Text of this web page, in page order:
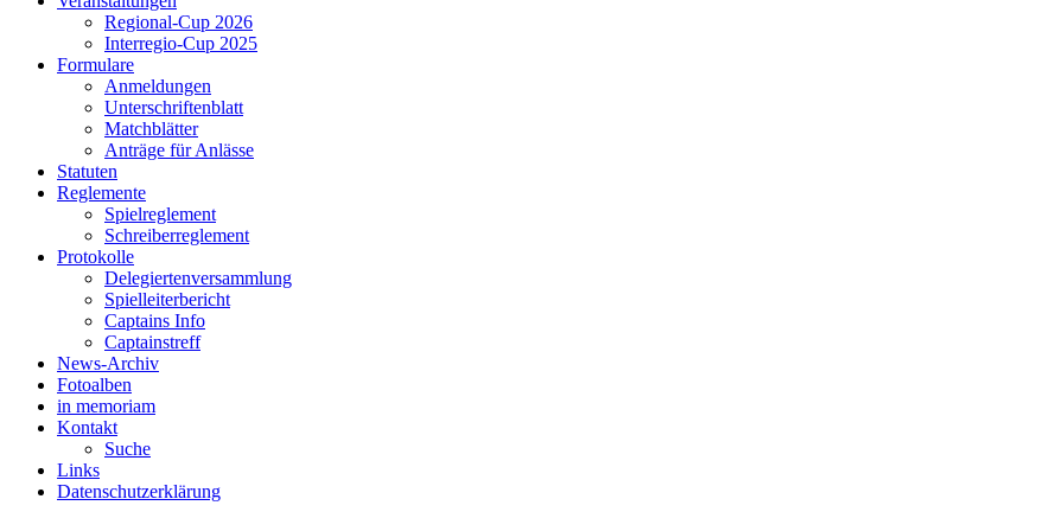
Regional-Cup 2026
Interregio-Cup 2025
Formulare
Anmeldungen
Unterschriftenblatt
Matchblätter
Anträge für Anlässe
Statuten
Reglemente
Spielreglement
Schreiberreglement
Protokolle
Delegiertenversammlung
Spielleiterbericht
Captains Info
Captainstreff
News-Archiv
Fotoalben
in memoriam
Kontakt
Suche
Links
Datenschutzerklärung